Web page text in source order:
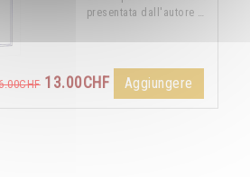
presentata dall'autore …
13.00CHF Aggiungere